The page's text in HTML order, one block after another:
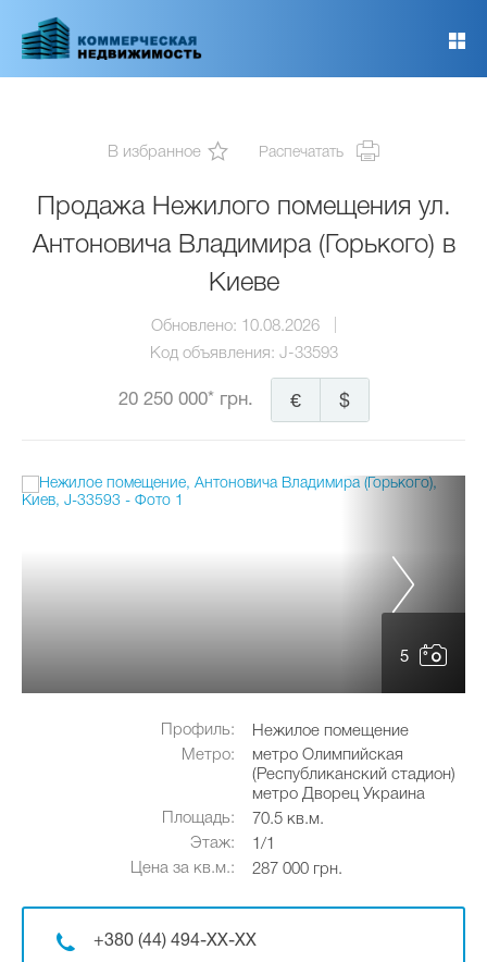
основному
В избранное Распечатать
Продажа Нежилого помещения ул.
Антоновича Владимира (Горького) в
Киеве
Обновлено: 10.08.2026
Код объявления: J-33593
20 250 000* грн. $
€
5
Профиль:
Нежилое помещение
Метро:
метро Олимпийская
(Республиканский стадион)
метро Дворец Украина
Площадь:
70.5 кв.м.
Этаж:
1/1
Цена за кв.м.:
287 000 грн.
+380 (44) 494-XX-XX